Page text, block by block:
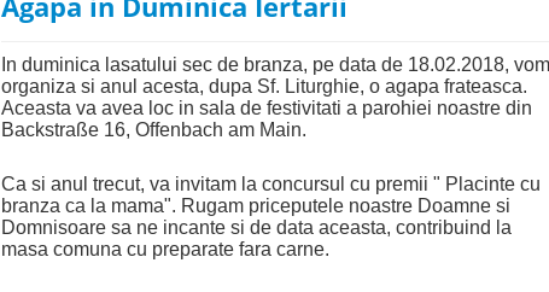
In duminica lasatului sec de branza, pe data de 18.02.2018, vom
organiza si anul acesta, dupa Sf. Liturghie, o agapa frateasca.
Aceasta va avea loc in sala de festivitati a parohiei noastre din
Backstraße 16, Offenbach am Main.
Ca si anul trecut, va invitam la concursul cu premii " Placinte cu
branza ca la mama". Rugam priceputele noastre Doamne si
Domnisoare sa ne incante si de data aceasta, contribuind la
masa comuna cu preparate fara carne.